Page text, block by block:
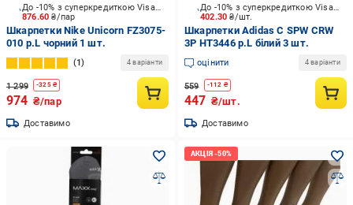
876.60₴/пар
До -10% з суперкредиткою Visa Вигода
Шкарпетки Nike Unicorn FZ3075-
010 р.L чорний 1 шт.
1 4 варіанти
1 299 -325₴
974 ₴/пар
Доставимо
402.30₴/шт.
До -10% з суперкредиткою Visa Вигода
Шкарпетки Adidas C SPW CRW
3P HT3446 р.L білий 3 шт.
оцінити 4 варіанти
559 -112 ₴
447 ₴/шт.
Доставимо